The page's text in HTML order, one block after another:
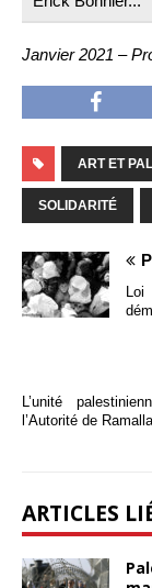
Janvier 2021 –
ART ET
SOLIDARITÉ
L’unité
l’Autorité de
ARTICLES